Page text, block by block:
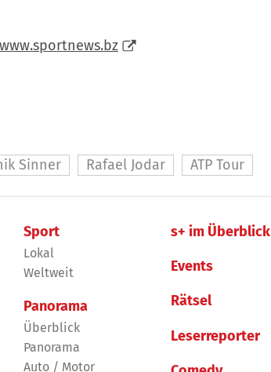
www.sportnews.bz
Sinner Rafael Jodar ATP Tour
Sport
Lokal
Weltweit
Panorama
Überblick
Panorama
Auto / Motor
s+ im Überblick
Events
Rätsel
Leserreporter